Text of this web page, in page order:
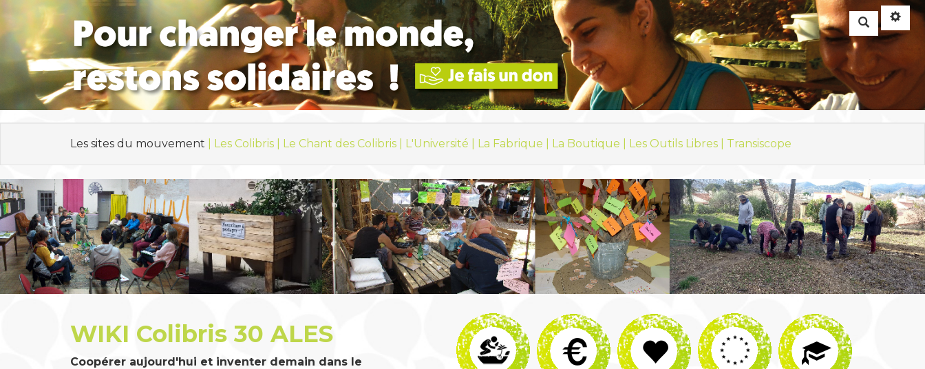
Rechercher
Les sites du mouvement | Les Colibris | Le Chant des Colibris | L'Université | La Fabrique | La Boutique | Les Outils Libres | Transiscope
WIKI Colibris 30 ALES
Coopérer aujourd'hui et inventer demain dans le